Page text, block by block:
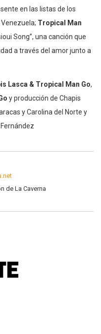
en las listas de los
Tropical Man
Song”, una canción que
a través del amor junto a
Lasca & Tropical Man Go,
y producción de Chapis
y Carolina del Norte y
de La Caverna